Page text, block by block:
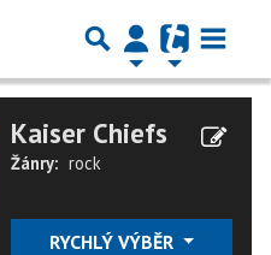
Kaiser Chiefs
Žánry: rock
RYCHLÝ VÝBĚR